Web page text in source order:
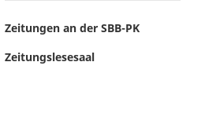
Zeitungen an der SBB-PK
Zeitungslesesaal